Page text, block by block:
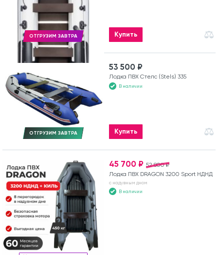
ОТГРУЗИМ ЗАВТРА Купить
ОТГРУЗИМ ЗАВТРА
53 500 ₽
Лодка ПВХ Стелс (Stels) 335
В наличии
Купить
52 800 ₽
45 700 ₽
Лодка ПВХ DRAGON 3200 Sport НДНД
с надувным дном
В наличии